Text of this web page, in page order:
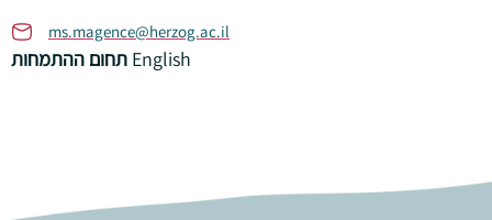
ms.magence@herzog.ac.il
English